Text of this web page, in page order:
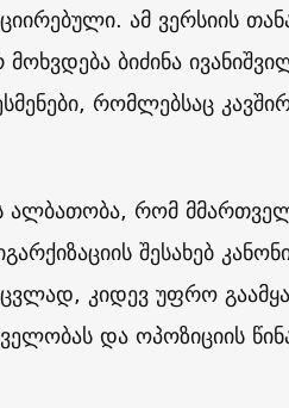
ამ ვერსიის
ბიძინა
რომლებსაც
ალბათობა, რომ
შესახებ
კიდევ უფრო
და ოპოზიციის